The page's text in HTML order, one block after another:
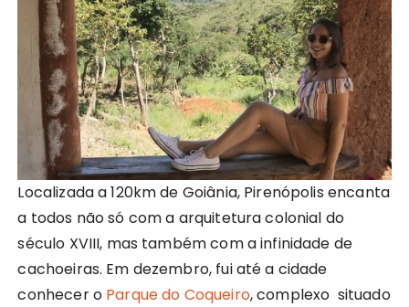
Localizada a 120km de Goiânia, Pirenópolis encanta
a todos não só com a arquitetura colonial do
século XVIII, mas também com a infinidade de
cachoeiras. Em dezembro, fui até a cidade
conhecer o Parque do Coqueiro, complexo situado